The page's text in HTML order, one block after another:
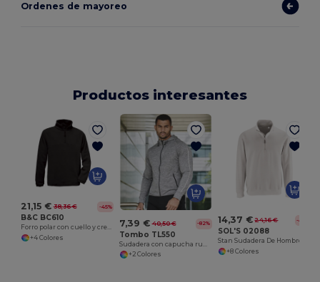
Ordenes de mayoreo
Productos interesantes
21,15 € 38,36 € -45%
B&C BC610
Forro polar con cuello y cremallera para hombre
+4 Colores
7,39 € 40,50 € -82%
Tombo TL550
+2 Colores
14,37 € 24,16 € -41%
SOL'S 02088
+8 Colores